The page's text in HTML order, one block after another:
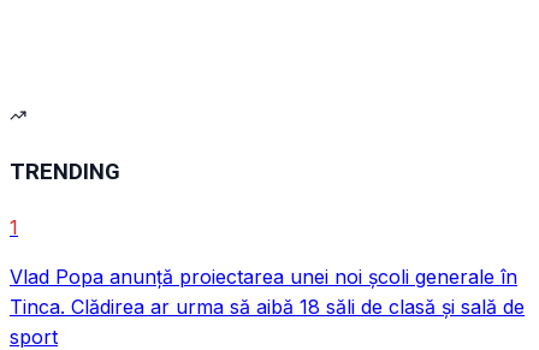
TRENDING
1
Vlad Popa anunță proiectarea unei noi școli generale în
Tinca. Clădirea ar urma să aibă 18 săli de clasă și sală de
sport